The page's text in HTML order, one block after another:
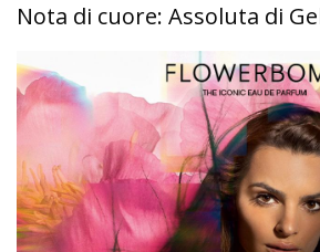
Nota di cuore: Assoluta di